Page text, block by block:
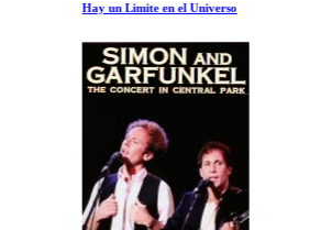
Hay un Limite en el Universo